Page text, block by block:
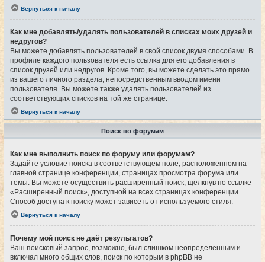
Вернуться к началу
Как мне добавлять/удалять пользователей в списках моих друзей и
недругов?
Вы можете добавлять пользователей в свой список двумя способами. В
профиле каждого пользователя есть ссылка для его добавления в
список друзей или недругов. Кроме того, вы можете сделать это прямо
из вашего личного раздела, непосредственным вводом имени
пользователя. Вы можете также удалять пользователей из
соответствующих списков на той же странице.
Вернуться к началу
Поиск по форумам
Как мне выполнить поиск по форуму или форумам?
Задайте условие поиска в соответствующем поле, расположенном на
главной странице конференции, страницах просмотра форума или
темы. Вы можете осуществить расширенный поиск, щёлкнув по ссылке
«Расширенный поиск», доступной на всех страницах конференции.
Способ доступа к поиску может зависеть от используемого стиля.
Вернуться к началу
Почему мой поиск не даёт результатов?
Ваш поисковый запрос, возможно, был слишком неопределённым и
включал много общих слов, поиск по которым в phpBB не